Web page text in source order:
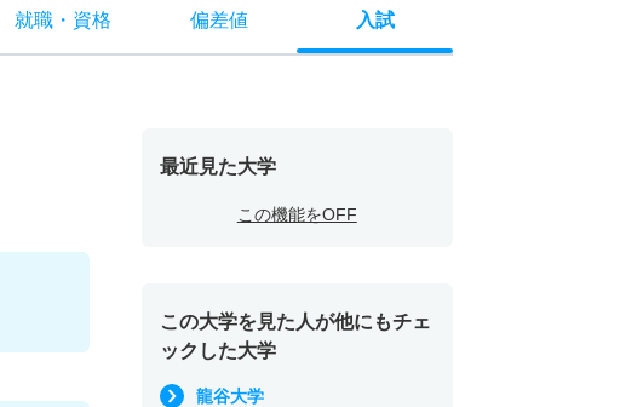
就職・ 資格 偏差値 入試
最近見た大学
この機能をOFF
この大学を見た人が他にもチェ
ックした大学
龍谷大学